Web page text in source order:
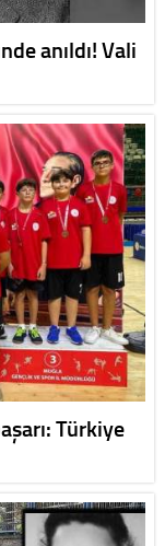
anıldı! Vali
Türkiye